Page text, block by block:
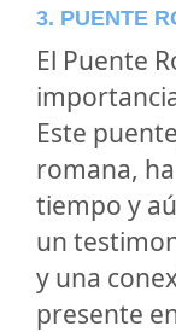
3. PUENTE
El Puente
Este
romana,
tiempo y
un
y una
presente